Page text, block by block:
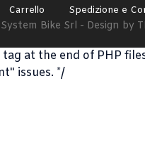
Carrello Spedizione e
Bike Srl - Design by
at the end of PHP
issues. */